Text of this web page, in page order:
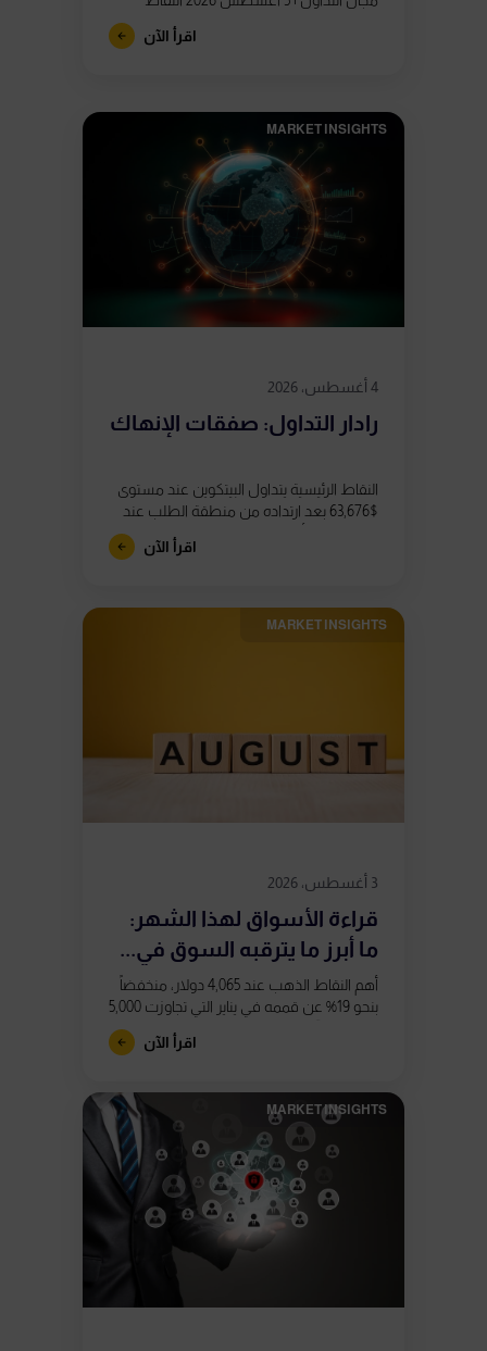
الرئيسية يُصدر تقرير الوظائف غير الزراعية يوم
اقرأ الآن
MARKET INSIGHTS​
4 أغسطس، 2026
رادار التداول: صفقات الإنهاك
النقاط الرئيسية يتداول البيتكوين عند مستوى
$63,676 بعد ارتداده من منطقة الطلب عند
$62,800، إلا أن ظهور ثلاثة تباعدات هبوطية
اقرأ الآن
MARKET INSIGHTS​
3 أغسطس، 2026
قراءة الأسواق لهذا الشهر:
ما أبرز ما يترقبه السوق في...
أهم النقاط الذهب عند 4,065 دولار، منخفضاً
بنحو 19% عن قممه في يناير التي تجاوزت 5,000
اقرأ الآن
MARKET INSIGHTS​